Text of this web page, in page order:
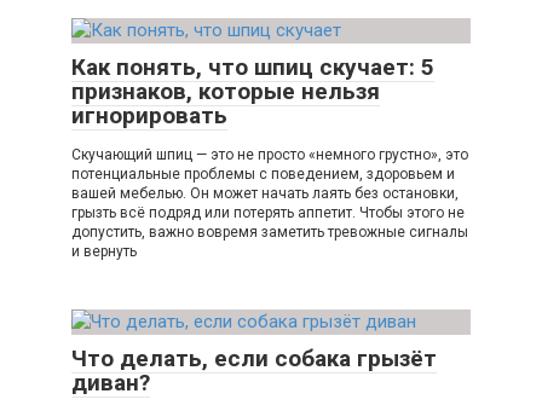
Как понять, что шпиц скучает: 5
признаков, которые нельзя
игнорировать
Скучающий шпиц — это не просто «немного грустно», это
потенциальные проблемы с поведением, здоровьем и
вашей мебелью. Он может начать лаять без остановки,
грызть всё подряд или потерять аппетит. Чтобы этого не
допустить, важно вовремя заметить тревожные сигналы
и вернуть
Что делать, если собака грызёт
диван?